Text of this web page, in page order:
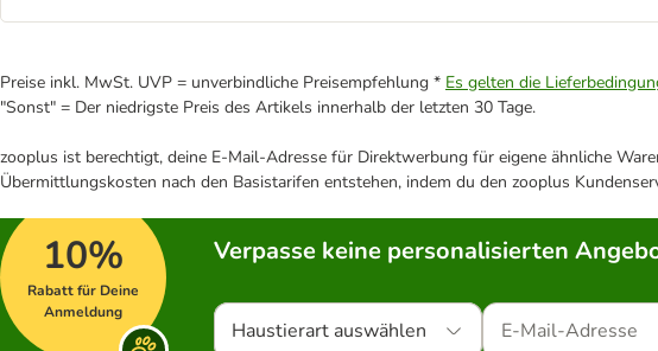
Preise inkl. MwSt. UVP = unverbindliche Preisempfehlung * Es gelten die
"Sonst" = Der niedrigste Preis des Artikels innerhalb der letzten 30 Tage.
zooplus ist berechtigt, deine E-Mail-Adresse für Direktwerbung für eigene ähnliche
Übermittlungskosten nach den Basistarifen entstehen, indem du den zooplus
10%
Rabatt für Deine
Anmeldung
Verpasse keine personalisierten
Haustierart auswählen